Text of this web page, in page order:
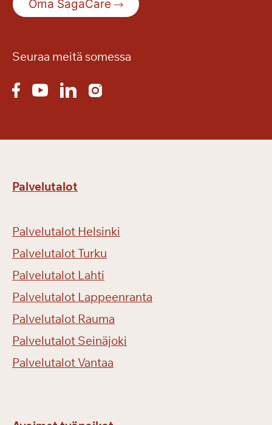
Oma SagaCare
Seuraa meitä somessa
Palvelutalot
Palvelutalot Helsinki
Palvelutalot Turku
Palvelutalot Lahti
Palvelutalot Lappeenranta
Palvelutalot Rauma
Palvelutalot Seinäjoki
Palvelutalot Vantaa